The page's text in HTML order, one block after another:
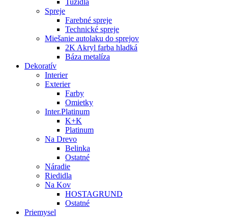
Tužidlá
Spreje
Farebné spreje
Technické spreje
Miešanie autolaku do sprejov
2K Akryl farba hladká
Báza metalíza
Dekoratív
Interier
Exterier
Farby
Omietky
Inter.Platinum
K+K
Platinum
Na Drevo
Belinka
Ostatné
Náradie
Riedidla
Na Kov
HOSTAGRUND
Ostatné
Priemysel